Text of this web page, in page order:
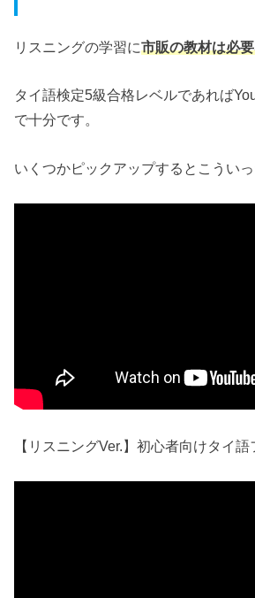
リスニングの学習に市販の教材は必
タイ語検定5級合格レベルであれば
で十分です。
いくつかピックアップするとこういっ
【リスニングVer.】初心者向けタイ